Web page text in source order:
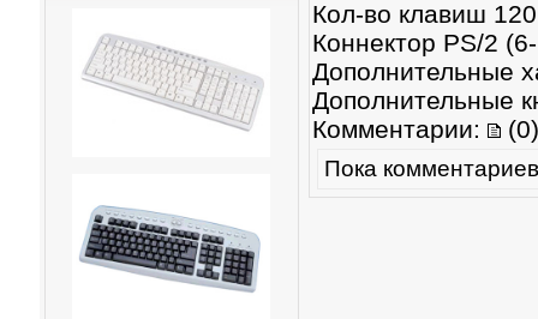
Кол-во клавиш 120
Коннектор PS/2
Дополнительные
Дополнительные
Комментарии:
(0)
Пока